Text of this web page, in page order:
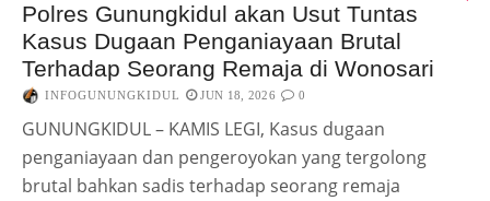
Polres Gunungkidul akan Usut Tuntas
Kasus Dugaan Penganiayaan Brutal
Terhadap Seorang Remaja di Wonosari
INFOGUNUNGKIDUL JUN 18, 2026 0
GUNUNGKIDUL – KAMIS LEGI, Kasus dugaan
penganiayaan dan pengeroyokan yang tergolong
brutal bahkan sadis terhadap seorang remaja